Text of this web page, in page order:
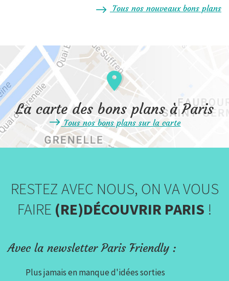
Tous nos nouveaux bons plans
La carte des bons plans à Paris
Tous nos bons plans sur la carte
RESTEZ AVEC NOUS, ON VA VOUS
FAIRE (RE)DÉCOUVRIR PARIS !
Avec la newsletter Paris Friendly :
Plus jamais en manque d'idées sorties